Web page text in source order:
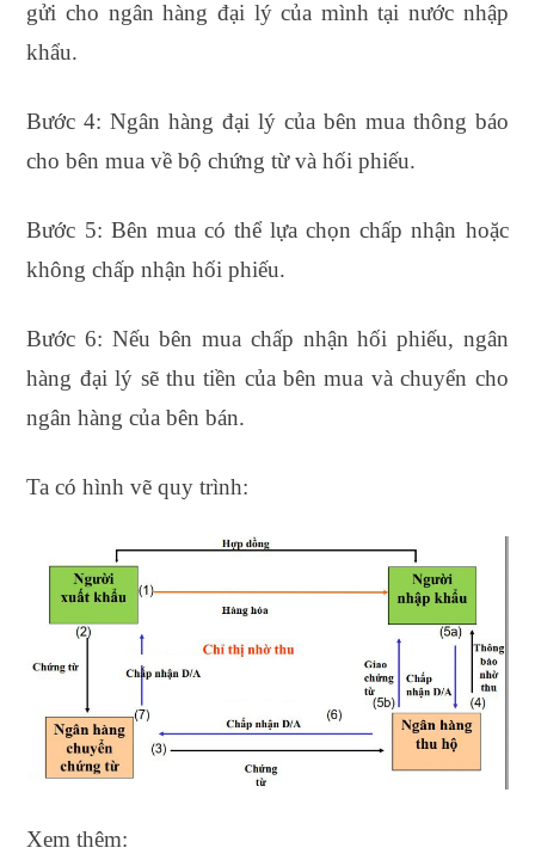
gửi cho ngân hàng đại lý của mình tại nước nhập
khẩu.
Bước 4: Ngân hàng đại lý của bên mua thông báo
cho bên mua về bộ chứng từ và hối phiếu.
Bước 5: Bên mua có thể lựa chọn chấp nhận hoặc
không chấp nhận hối phiếu.
Bước 6: Nếu bên mua chấp nhận hối phiếu, ngân
hàng đại lý sẽ thu tiền của bên mua và chuyển cho
ngân hàng của bên bán.
Ta có hình vẽ quy trình:
Xem thêm: